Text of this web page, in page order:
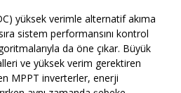
yüksek verimle alternatif akıma
sistem performansını kontrol
da öne çıkar. Büyük
ve yüksek verim gerektiren
MPPT inverterler, enerji